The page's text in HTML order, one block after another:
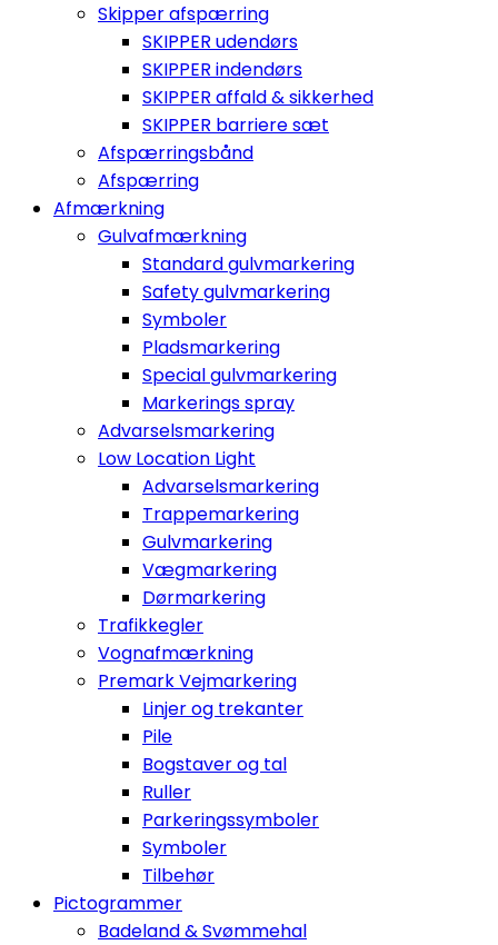
Skipper afspærring
SKIPPER udendørs
SKIPPER indendørs
SKIPPER affald & sikkerhed
SKIPPER barriere sæt
Afspærringsbånd
Afspærring
Afmærkning
Gulvafmærkning
Standard gulvmarkering
Safety gulvmarkering
Symboler
Pladsmarkering
Special gulvmarkering
Markerings spray
Advarselsmarkering
Low Location Light
Advarselsmarkering
Trappemarkering
Gulvmarkering
Vægmarkering
Dørmarkering
Trafikkegler
Vognafmærkning
Premark Vejmarkering
Linjer og trekanter
Pile
Bogstaver og tal
Ruller
Parkeringssymboler
Symboler
Tilbehør
Pictogrammer
Badeland & Svømmehal